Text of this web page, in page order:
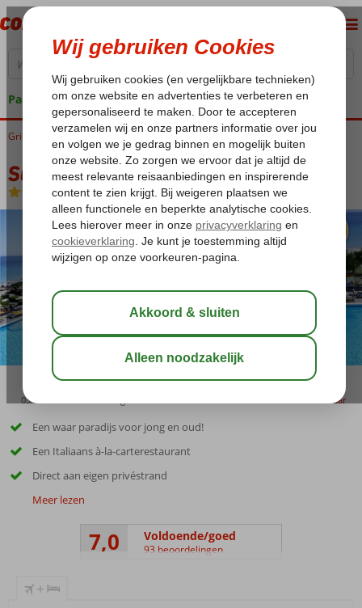
Pakketgarantie
Home
Griekenland Rhodos Ialyssos / Trianda Sunshine Rhodes
Sunshine Rhodes
All Inclusive-Hotel
03:45 bewaar
Een waar paradijs voor jong en oud!
Een Italiaans à-la-carterestaurant
Direct aan eigen privéstrand
Meer lezen
7,0 Voldoende/goed
93 beoordelingen
+